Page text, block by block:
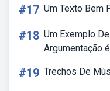
#17 Um Texto Bem
#18 Um Exemplo
Argumentação é
#19 Trechos De